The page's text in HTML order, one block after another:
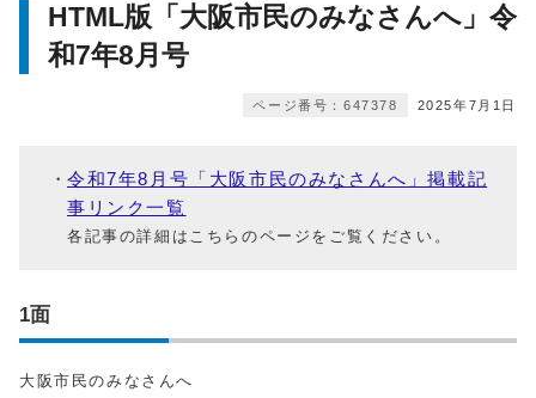
HTML版「大阪市民のみなさんへ」令
和7年8月号
2025年7月1日
ページ番号：647378
令和7年8月号「大阪市民のみなさんへ」掲載記
事リンク一覧
各記事の詳細はこちらのページをご覧ください。
1面
大阪市民のみなさんへ